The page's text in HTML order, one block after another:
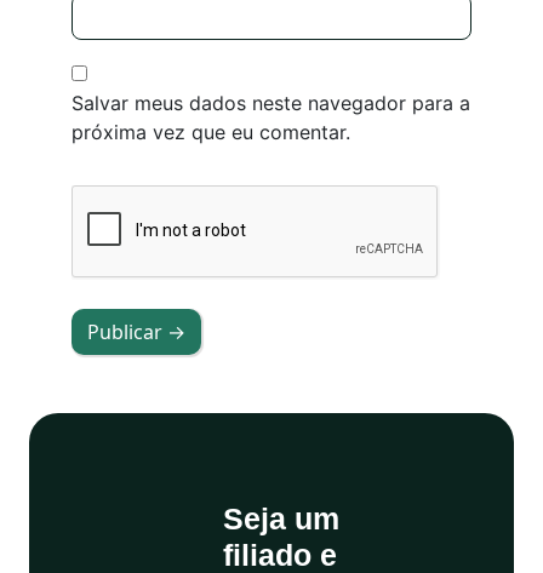
Salvar meus dados neste navegador para a
próxima vez que eu comentar.
Publicar →
Seja um
filiado e